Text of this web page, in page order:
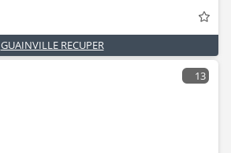
GUAINVILLE RECUPER
13